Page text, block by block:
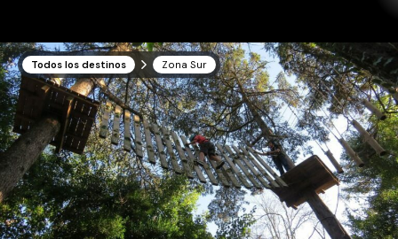
Todos los destinos Zona Sur